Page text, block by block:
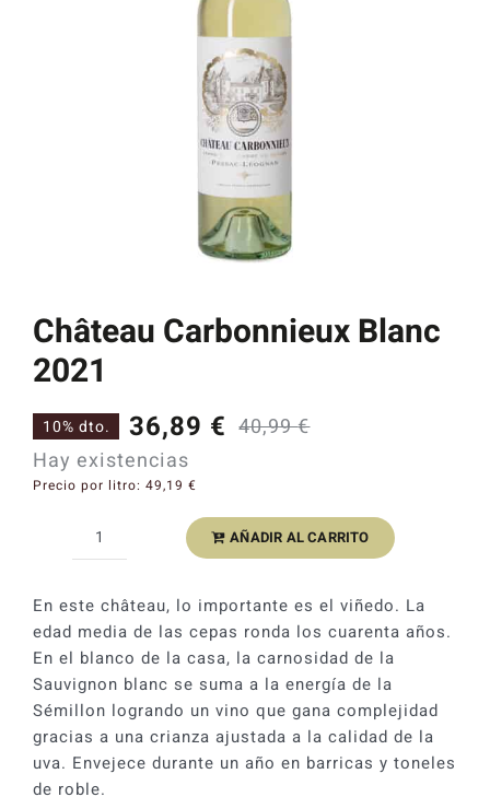
Catas y Actividades
Château Carbonnieux Blanc
2021
40,99€
original
era:
40,99 €.
36,89 €
actual
es:
36,89 €.
10% dto.
Hay existencias
Precio por litro: 49,19 €
Château
Blanc
2021
cantidad
AÑADIR AL CARRITO
En este château, lo importante es el viñedo. La
edad media de las cepas ronda los cuarenta años.
En el blanco de la casa, la carnosidad de la
Sauvignon blanc se suma a la energía de la
Sémillon logrando un vino que gana complejidad
gracias a una crianza ajustada a la calidad de la
uva. Envejece durante un año en barricas y toneles
de roble.